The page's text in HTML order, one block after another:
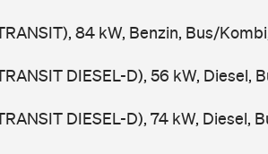
84 kW, Benzin, Bus/
DIESEL-D), 56 kW, Diesel,
DIESEL-D), 74 kW, Diesel,